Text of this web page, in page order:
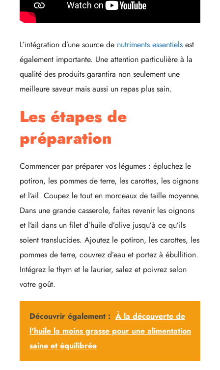
L’intégration d’une source de nutriments essentiels est
également importante. Une attention particulière à la
qualité des produits garantira non seulement une
meilleure saveur mais aussi un repas plus sain.
Les étapes de
préparation
Commencer par préparer vos légumes : épluchez le
potiron, les pommes de terre, les carottes, les oignons
et l’ail. Coupez le tout en morceaux de taille moyenne.
Dans une grande casserole, faites revenir les oignons
et l’ail dans un filet d’huile d’olive jusqu’à ce qu’ils
soient translucides. Ajoutez le potiron, les carottes, les
pommes de terre, couvrez d’eau et portez à ébullition.
Intégrez le thym et le laurier, salez et poivrez selon
votre goût.
Découvrir également : À la découverte de
l'huile la moins grasse pour une alimentation
saine et équilibrée